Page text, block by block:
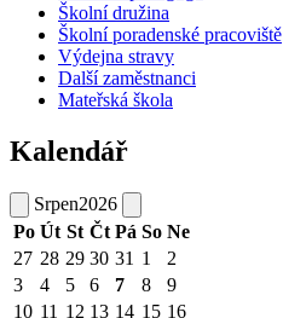
Školní družina
Školní poradenské pracoviště
Výdejna stravy
Další zaměstnanci
Mateřská škola
Kalendář
Srpen2026
Po Út St Čt Pá So Ne
27 28 29 30 31 1
2
3
4 5 6 7 8
9
10 11 12 13 14 15 16